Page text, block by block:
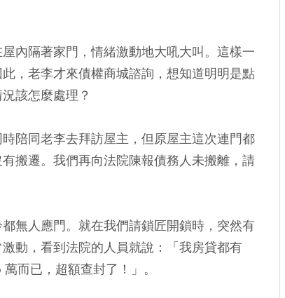
內隔著家門，情緒激動地大吼大叫。這樣一
，老李才來債權商城諮詢，想知道明明是點
該怎麼處理？
陪同老李去拜訪屋主，但原屋主這次連門都
搬遷。我們再向法院陳報債務人未搬離，請
無人應門。就在我們請鎖匠開鎖時，突然有
動，看到法院的人員就說：「我房貸都有
而已，超額查封了！」。